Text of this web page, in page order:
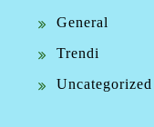
General
Trendi
Uncategorized